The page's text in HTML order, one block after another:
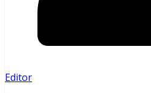
Editor